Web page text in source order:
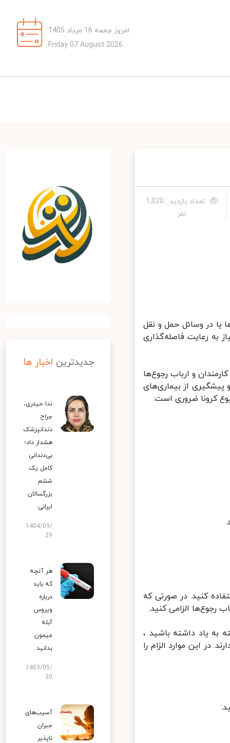
امروز جمعه 16 مرداد 1405
Friday 07 August 2026
تعداد بازدید : 1,020
نفر
یا در وسائل حمل و نقل
رعایت فاصله‌گذاری
و ارباب رجوع‌ها
پیشگیری از بیماری‌های
کنید. در صورتی که
رجوع‌ها الزامی کنید.
به یاد داشته باشید ،
این موارد الزام را
جدیدترین اخبار ها
ندا حیدری،
جراح
دندانپزشک
هشدار داد؛
بی‌دندانی
کامل یک
ششم
بزرگسالان
ایرانی
1404/09/
29
هر آنچه
که باید
درباره
ویروس
آبله
میمون
بدانید
1403/05/
30
آسیب‌های
جبران
ناپذیر